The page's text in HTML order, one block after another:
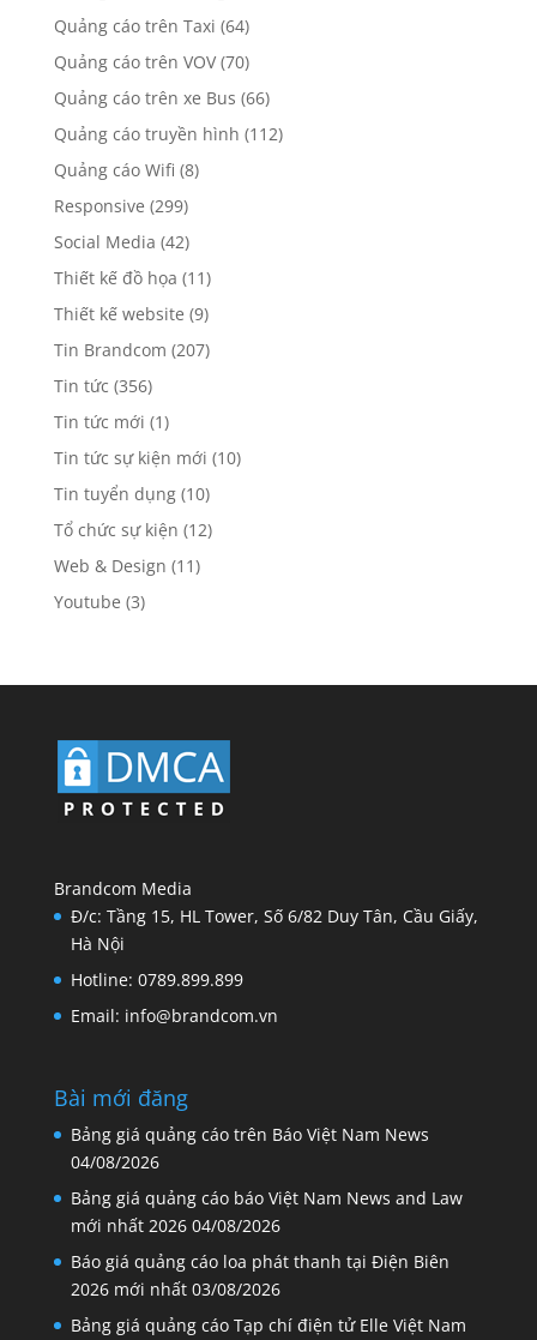
Quảng cáo trên Taxi (64)
Quảng cáo trên VOV(70)
Quảng cáo trên xe Bus (66)
Quảng cáo truyền hình (112)
Quảng cáo Wifi (8)
Responsive (299)
Social Media (42)
Thiết kế đồ họa (11)
Thiết kế website (9)
Tin Brandcom (207)
Tin tức (356)
Tin tức mới (1)
Tin tức sự kiện mới (10)
Tin tuyển dụng(10)
Tổ chức sự kiện (12)
Web & Design (11)
Youtube (3)
Brandcom Media
Đ/c: Tầng 15, HL Tower, Số 6/82 Duy Tân, Cầu Giấy,
Hà Nội
Hotline: 0789.899.899
Email: info@brandcom.vn
Bài mới đăng
Bảng giá quảng cáo trên Báo Việt Nam News
04/08/2026
Bảng giá quảng cáo báo Việt Nam News and Law
mới nhất 2026 04/08/2026
Báo giá quảng cáo loa phát thanh tại Điện Biên
2026 mới nhất 03/08/2026
Bảng giá quảng cáo Tạp chí điện tử Elle Việt Nam